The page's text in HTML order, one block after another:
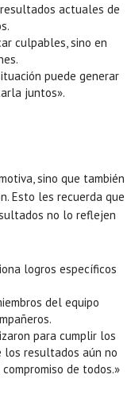
actuales de
culpables, sino en
puede generar
juntos».
sino que también
Esto les recuerda que
no lo reflejen
logros específicos
del equipo
para cumplir los
los resultados aún no
de todos.»